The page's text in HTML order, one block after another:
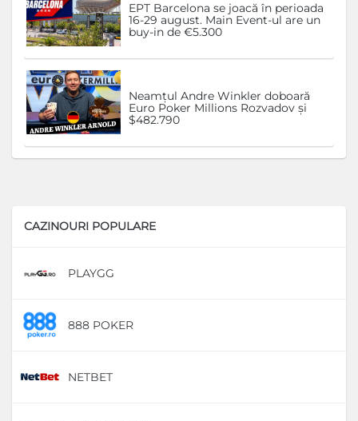
EPT Barcelona se joacă în perioada
16-29 august. Main Event-ul are un
buy-in de €5.300
Neamțul Andre Winkler doboară
Euro Poker Millions Rozvadov și
$482.790
CAZINOURI POPULARE
PLAYGG
888 POKER
NETBET